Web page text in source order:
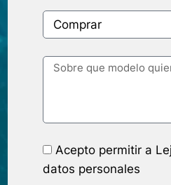
Acepto permitir a
datos personales